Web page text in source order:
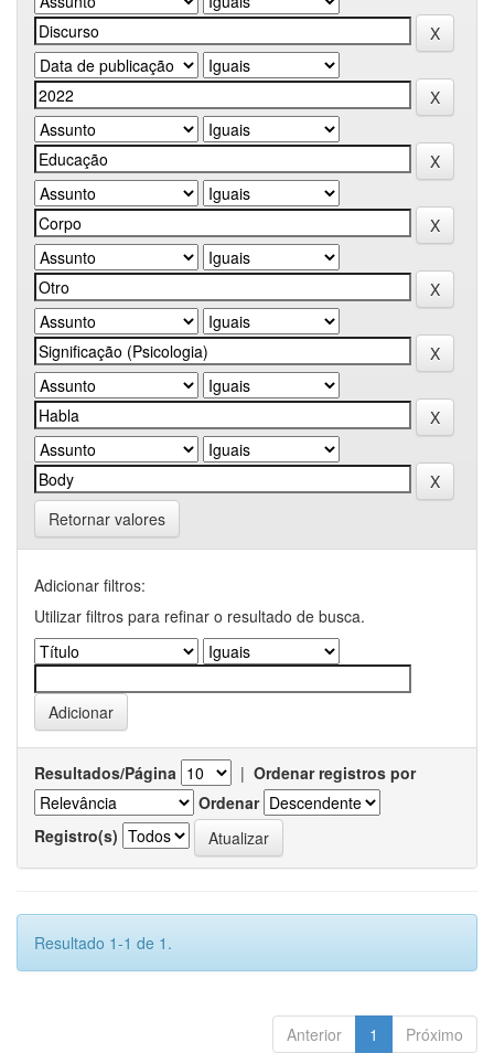
Retornar valores
Adicionar filtros:
Utilizar filtros para refinar o resultado de busca.
Resultados/Página | Ordenar registros por
Ordenar
Registro(s)
Resultado 1-1 de 1.
Anterior 1 Próximo